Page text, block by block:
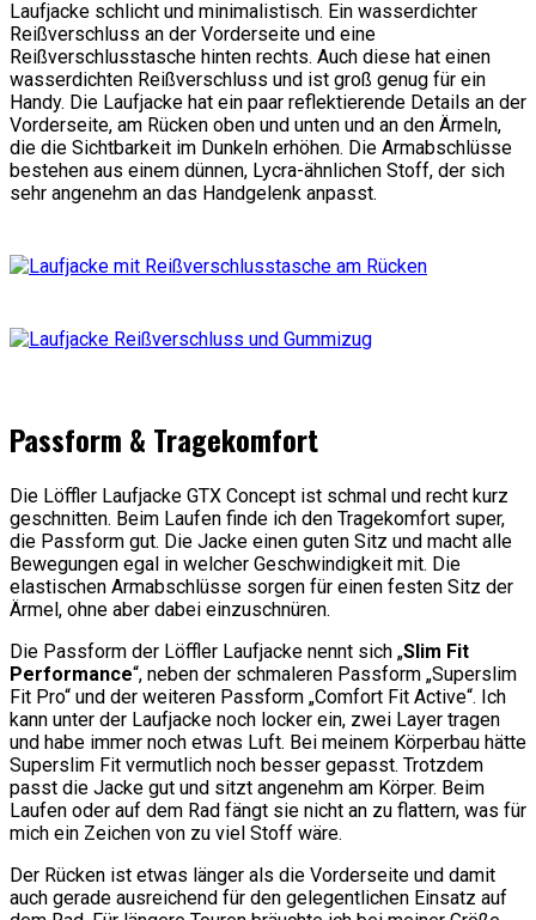
Laufjacke schlicht und minimalistisch. Ein wasserdichter
Reißverschluss an der Vorderseite und eine
Reißverschlusstasche hinten rechts. Auch diese hat einen
wasserdichten Reißverschluss und ist groß genug für ein
Handy. Die Laufjacke hat ein paar reflektierende Details an der
Vorderseite, am Rücken oben und unten und an den Ärmeln,
die die Sichtbarkeit im Dunkeln erhöhen. Die Armabschlüsse
bestehen aus einem dünnen, Lycra-ähnlichen Stoff, der sich
sehr angenehm an das Handgelenk anpasst.
Passform & Tragekomfort
Die Löffler Laufjacke GTX Concept ist schmal und recht kurz
geschnitten. Beim Laufen finde ich den Tragekomfort super,
die Passform gut. Die Jacke einen guten Sitz und macht alle
Bewegungen egal in welcher Geschwindigkeit mit. Die
elastischen Armabschlüsse sorgen für einen festen Sitz der
Ärmel, ohne aber dabei einzuschnüren.
Die Passform der Löffler Laufjacke nennt sich „Slim Fit
Performance“, neben der schmaleren Passform „Superslim
Fit Pro“ und der weiteren Passform „Comfort Fit Active“. Ich
kann unter der Laufjacke noch locker ein, zwei Layer tragen
und habe immer noch etwas Luft. Bei meinem Körperbau hätte
Superslim Fit vermutlich noch besser gepasst. Trotzdem
passt die Jacke gut und sitzt angenehm am Körper. Beim
Laufen oder auf dem Rad fängt sie nicht an zu flattern, was für
mich ein Zeichen von zu viel Stoff wäre.
Der Rücken ist etwas länger als die Vorderseite und damit
auch gerade ausreichend für den gelegentlichen Einsatz auf